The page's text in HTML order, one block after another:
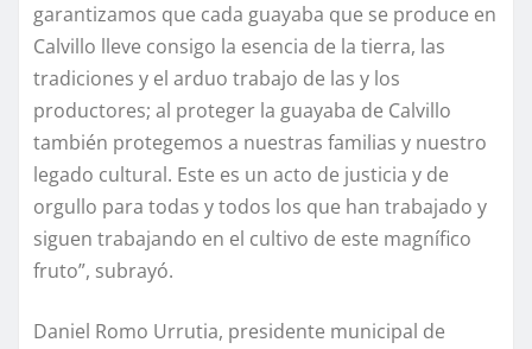
garantizamos que cada guayaba que se produce en
Calvillo lleve consigo la esencia de la tierra, las
tradiciones y el arduo trabajo de las y los
productores; al proteger la guayaba de Calvillo
también protegemos a nuestras familias y nuestro
legado cultural. Este es un acto de justicia y de
orgullo para todas y todos los que han trabajado y
siguen trabajando en el cultivo de este magnífico
fruto”, subrayó.
Daniel Romo Urrutia, presidente municipal de